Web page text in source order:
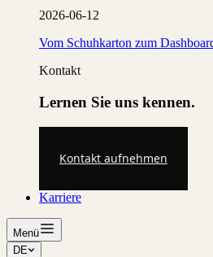
2026-06-12
Vom Schuhkarton zum
Kontakt
Lernen Sie uns kennen.
Kontakt aufnehmen
Karriere
Menü
DE